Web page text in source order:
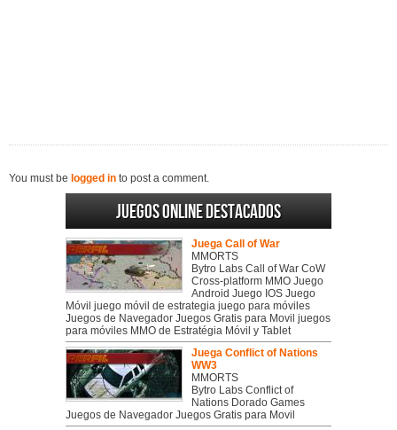
You must be logged in to post a comment.
Juegos online destacados
Juega Call of War
MMORTS
Bytro Labs Call of War CoW
Cross-platform MMO Juego
Android Juego IOS Juego
Móvil juego móvil de estrategia juego para móviles
Juegos de Navegador Juegos Gratis para Movil juegos
para móviles MMO de Estratégia Móvil y Tablet
Juega Conflict of Nations
WW3
MMORTS
Bytro Labs Conflict of
Nations Dorado Games
Juegos de Navegador Juegos Gratis para Movil